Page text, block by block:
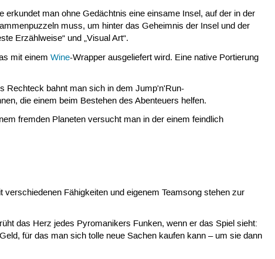
man ohne Gedächtnis eine einsame Insel, auf der in der
muss, um hinter das Geheimnis der Insel und der
Erzählweise“ und „Visual Art“.
mit einemWine-Wrapper ausgeliefert wird. Eine native Portierung
bahnt man sich in dem Jump'n'Run-
die einem beim Bestehen des Abenteuers helfen.
fremden Planeten versucht man in der einem feindlich
Fähigkeiten und eigenem Teamsong stehen zur
das Herz jedes Pyromanikers Funken, wenn er das Spiel sieht:
für das man sich tolle neue Sachen kaufen kann – um sie dann